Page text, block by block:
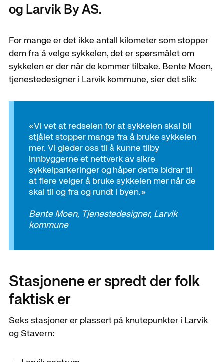
og Larvik By AS.
For mange er det ikke antall kilometer som stopper
dem fra å velge sykkelen, det er spørsmålet om
sykkelen er der når de kommer tilbake. Bente Moen,
tjenestedesigner i Larvik kommune, sier det slik:
«Vi vet at redselen for at sykkelen skal bli
stjålet stopper mange fra å bruke sykkelen
mer. Vi gleder oss til å kunne tilby
innbyggerne et nettverk av sikre
sykkelparkeringer og håper dette bidrar til
at flere velger å bruke sykkelen mer når de
skal til og fra og rundt i byen.»
Bente Moen, Tjenestedesigner, Larvik
kommune
Stasjonene er spredt der folk
faktisk er
Seks stasjoner er plassert på knutepunkter i Larvik
og Stavern: